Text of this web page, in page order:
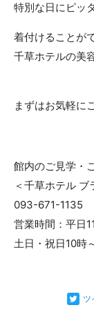
特別な日にピッ
着付けることが
千草ホテルの美
まずはお気軽に
館内のご見学・
＜千草ホテル ブ
093-671-1135
営業時間：平日
土日・祝日10時
ツ